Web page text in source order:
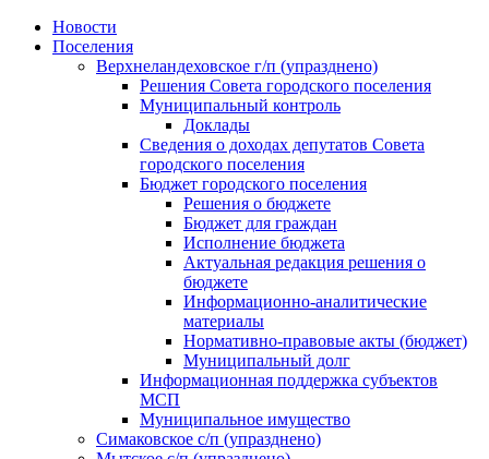
Skip
Новости
Поселения
Верхнеландеховское г/п (упразднено)
Решения Совета городского поселения
Муниципальный контроль
Доклады
Сведения о доходах депутатов Совета
городского поселения
Бюджет городского поселения
Решения о бюджете
Бюджет для граждан
Исполнение бюджета
Актуальная редакция решения о
бюджете
Информационно-аналитические
материалы
Нормативно-правовые акты (бюджет)
Муниципальный долг
Информационная поддержка субъектов
МСП
Муниципальное имущество
Симаковское с/п (упразднено)